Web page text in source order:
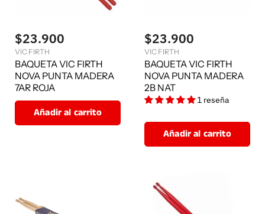
$23.900
VIC FIRTH
BAQUETA VIC FIRTH
NOVA PUNTA MADERA
7AR ROJA
Añadir al carrito
$23.900
VIC FIRTH
BAQUETA VIC FIRTH
NOVA PUNTA MADERA
2B NAT
1 reseña
Añadir al carrito